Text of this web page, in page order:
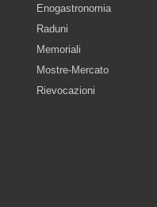
Enogastronomia
Raduni
Memoriali
Mostre-Mercato
Rievocazioni